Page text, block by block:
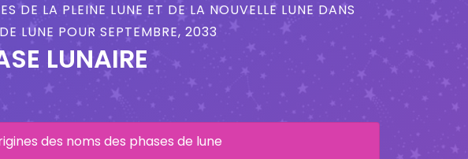
DE LA PLEINE LUNE ET DE LA NOUVELLE LUNE DANS
LUNE POUR SEPTEMBRE, 2033
LUNAIRE
des noms des phases de lune